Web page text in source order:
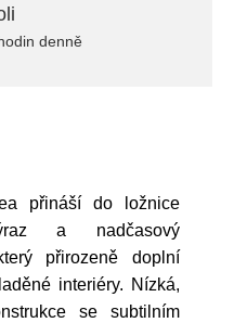
denně
přináší do ložnice
a nadčasový
přirozeně doplní
interiéry. Nízká,
se subtilním